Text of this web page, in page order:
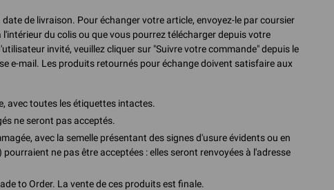
de livraison. Pour échanger votre article, envoyez-le par coursier
du colis ou que vous pourrez télécharger depuis votre
invité, veuillez cliquer sur "Suivre votre commande" depuis le
e-mail. Les produits retournés pour échange doivent satisfaire aux
avec toutes les étiquettes intactes.
ne seront pas acceptés.
avec la semelle présentant des signes d'usure évidents ou en
ne pas être acceptées : elles seront renvoyées à l'adresse
to Order. La vente de ces produits est finale.